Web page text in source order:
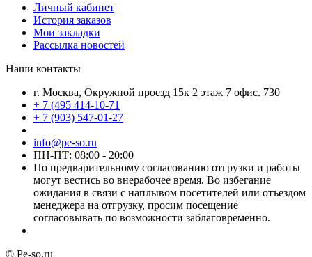
Личный кабинет
История заказов
Мои закладки
Рассылка новостей
Наши контакты
г. Москва, Окружной проезд 15к 2 этаж 7 офис. 730
+ 7 (495 414-10-71
+ 7 (903) 547-01-27
info@pe-so.ru
ПН-ПТ: 08:00 - 20:00
По предварительному согласованию отгрузки и работы
могут вестись во внерабочее время. Во избегание
ожидания в связи с наплывом посетителей или отъездом
менеджера на отгрузку, просим посещение
согласовывать по возможности заблаговременно.
© Pe-so.ru